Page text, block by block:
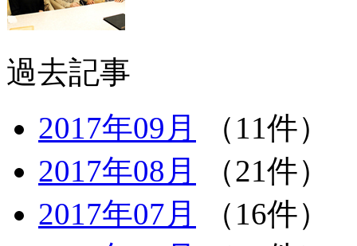
過去記事
2017年09月
（11件）
2017年08月
（21件）
2017年07月
（16件）